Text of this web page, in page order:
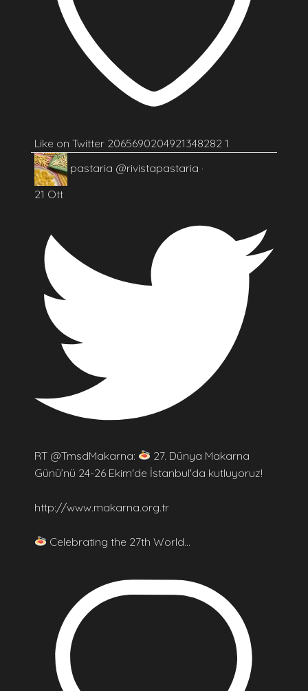
Like on Twitter 2065690204921348282 1
pastaria @rivistapastaria ·
21 Ott
RT @TmsdMakarna:
27. Dünya Makarna
Günü’nü 24-26 Ekim'de İstanbul'da kutluyoruz!
http://www.makarna.org.tr
Celebrating the 27th World…